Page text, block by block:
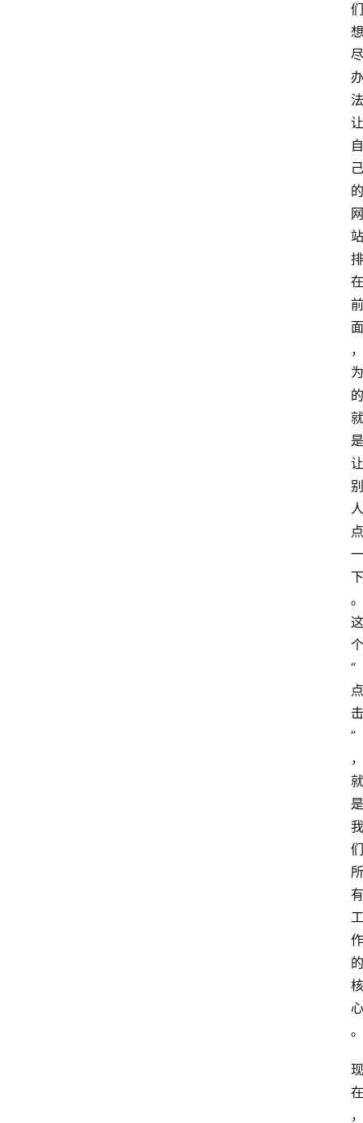
们
想
尽
办
法
让
自
己
的
网
站
排
在
前
面
，
为
的
就
是
让
别
人
点
一
下
。
这
个
“
点
击
”
，
就
是
我
们
所
有
工
作
的
核
心
。
现
在
，